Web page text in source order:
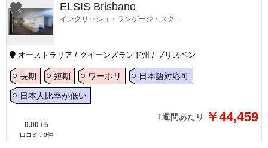
ELSIS Brisbane
イングリッシュ・ランゲージ・スクール・イン・ブリスベン
オーストラリア / クイーンズランド州 / ブリスベン
長期 短期 ワーホリ 日本語対応可
日本人比率が低い
0.00 / 5
口コミ： 0件
1週間あたり ￥44,459